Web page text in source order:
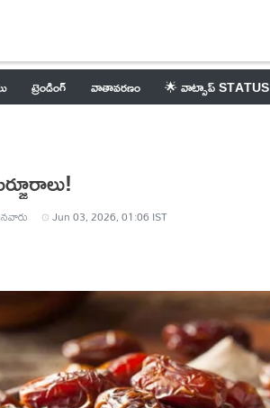
ట్రెండింగ్ వాతావరణం 🌟 వాట్సాప్ STATUS
Jun 03, 2026, 01:06 IST